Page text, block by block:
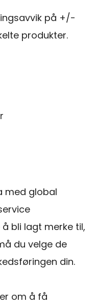
på +/-
produkter.
med global
bli lagt merke til,
du velge de
din.
om å få